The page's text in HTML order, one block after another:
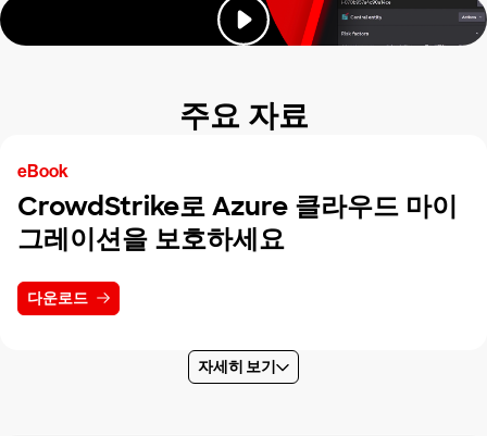
주요 자료
eBook
CrowdStrike로 Azure 클라우드 마이
그레이션을 보호하세요
다운로드
자세히 보기